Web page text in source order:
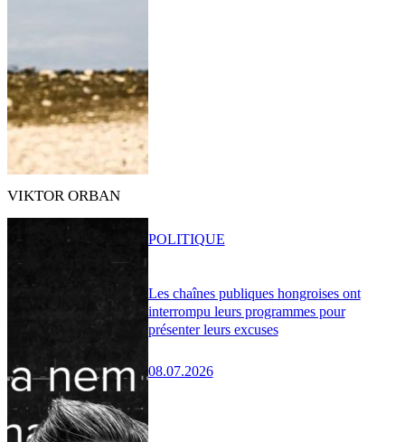
VIKTOR ORBAN
Les chaînes publiques hongroises ont
interrompu leurs programmes pour
présenter leurs excuses
08.07.2026
POLITIQUE